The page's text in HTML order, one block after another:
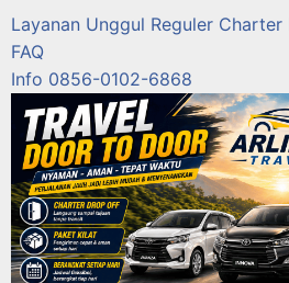
Layanan Unggul Reguler Charter
FAQ
Info 0856-0102-6868